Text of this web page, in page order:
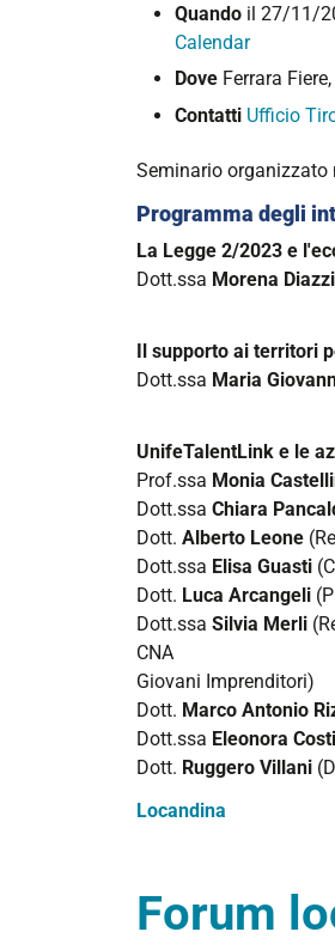
https://www.unife.it/
placement/placement/
utl/unifetalentlink-
connettere-
valorizzare-
i-
talenti
UnifeTalentLink:
e
valorizzare
talenti
2024-
11-
27T14:30:00+01:00
Quando il 27/11/
Calendar
Dove Ferrara
Contatti Ufficio
Seminario organizzato
Programma degli
La Legge 2/2023 e
Dott.ssa Morena Diazzi
Il supporto ai territori
Dott.ssa Maria
UnifeTalentLink e le
Prof.ssa Monia
Dott.ssa Chiara
Dott. Alberto Leone
Dott.ssa Elisa Guasti
Dott. Luca Arcangeli
Dott.ssa Silvia Merli
CNA
Giovani Imprenditori)
Dott. Marco Antonio
Dott.ssa Eleonora Costi
Dott. Ruggero Villani
Locandina
Forum